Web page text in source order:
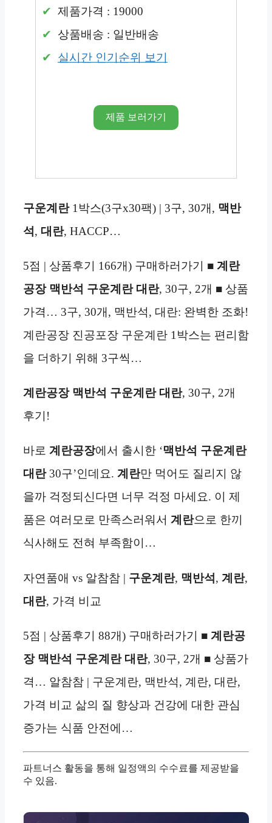
제품가격 : 19000
상품배송 : 일반배송
실시간 인기순위 보기
제품 보러가기
구운계란1박스(3구x30팩) | 3구, 30개, 맥반
석 , 대란, HACCP…
5점 | 상품후기 166개) 구매하러가기 ■ 계란
공장 맥반석 구운계란 대란, 30구, 2개 ■ 상품
가격… 3구, 30개, 맥반석, 대란: 완벽한 조화!
계란공장 진공포장 구운계란 1박스는 편리함
을 더하기 위해 3구씩…
계란공장 맥반석 구운계란 대란, 30구, 2개
후기!
바로 계란공장에서 출시한 ‘맥반석 구운계란
대란30구’인데요. 계란만 먹어도 질리지 않
을까 걱정되신다면 너무 걱정 마세요. 이 제
품은 여러모로 만족스러워서 계란으로 한끼
식사해도 전혀 부족함이…
자연품애 vs 알참참 | 구운계란, 맥반석 , 계란,
대란, 가격 비교
5점 | 상품후기 88개) 구매하러가기 ■ 계란공
장 맥반석 구운계란 대란, 30구, 2개 ■ 상품가
격… 알참참 | 구운계란, 맥반석, 계란, 대란,
가격 비교 삶의 질 향상과 건강에 대한 관심
증가는 식품 안전에…
파트너스 활동을 통해 일정액의 수수료를 제공받을
수 있음.